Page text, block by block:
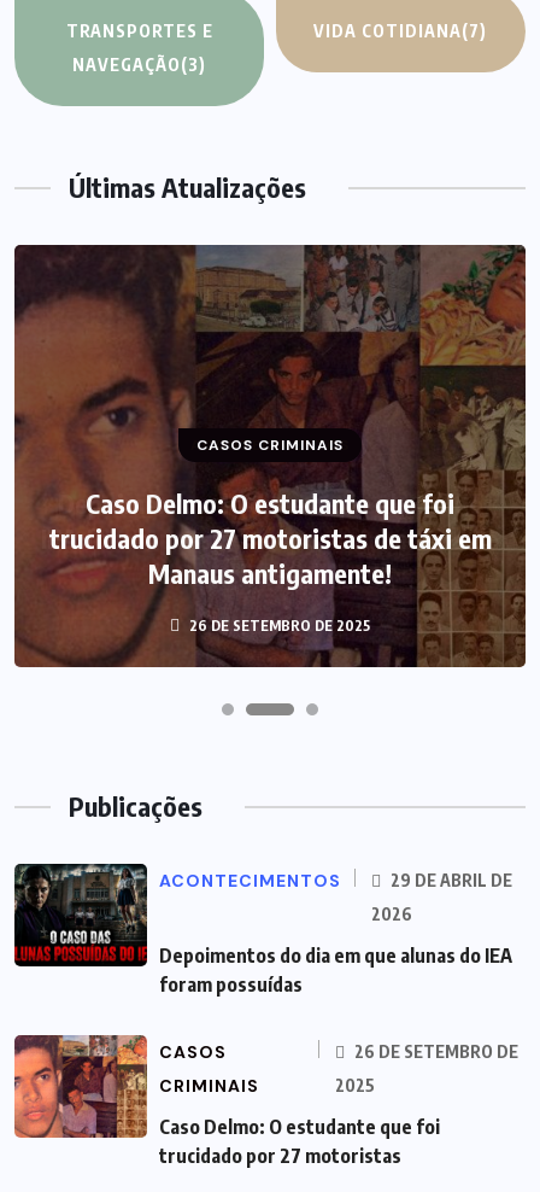
TRANSPORTES E
NAVEGAÇÃO(3)
VIDA COTIDIANA(7)
Últimas Atualizações
CASOS CRIMINAIS
Caso Delmo: O estudante que foi
trucidado por 27 motoristas de táxi em
Manaus antigamente!
26 DE SETEMBRO DE 2025
Publicações
ACONTECIMENTOS
29 DE ABRIL DE
2026
Depoimentos do dia em que alunas do IEA
foram possuídas
CASOS
CRIMINAIS
26 DE SETEMBRO DE
2025
Caso Delmo: O estudante que foi
trucidado por 27 motoristas